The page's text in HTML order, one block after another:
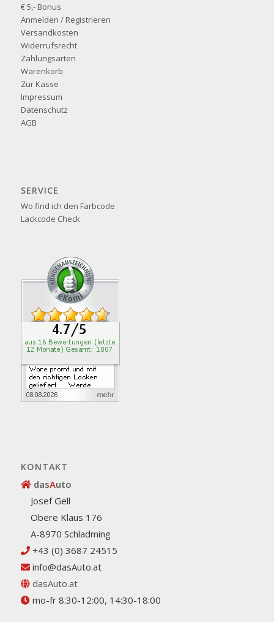
€ 5,- Bonus
Anmelden / Registrieren
Versandkosten
Widerrufsrecht
Zahlungsarten
Warenkorb
Zur Kasse
Impressum
Datenschutz
AGB
SERVICE
Wo find ich den Farbcode
Lackcode Check
KONTAKT
dasAuto
Josef Gell
Obere Klaus 176
A-8970 Schladming
+43 (0) 3687 24515
info@dasAuto.at
dasAuto.at
mo-fr 8:30-12:00, 14:30-18:00